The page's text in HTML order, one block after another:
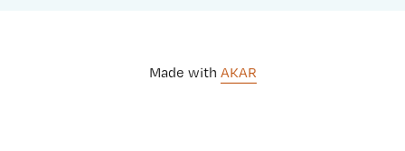
Made with AKAR